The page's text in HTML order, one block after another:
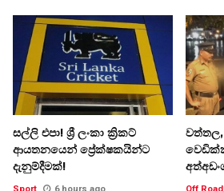
සල්ලි එපා! ශ්‍රී ලංකා ක්‍රිකට්
ආයතනයෙන් ප්‍රේක්ෂකයින්ට
දැනුම්දීමක්!
Sport 6 hours ago Off Road